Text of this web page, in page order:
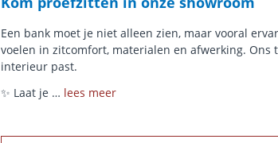
Een bank moet je niet alleen zien, maar vooral
voelen in zitcomfort, materialen en afwerking.
interieur past.
✨ Laat je … lees meer